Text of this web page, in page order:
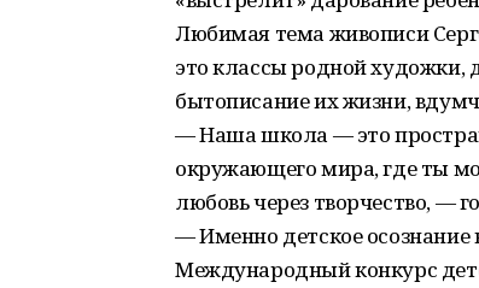
Любимая тема живописи
это классы родной художки,
бытописание их жизни,
— Наша школа — это
окружающего мира, где ты
любовь через творчество, —
— Именно детское осознание
Международный конкурс